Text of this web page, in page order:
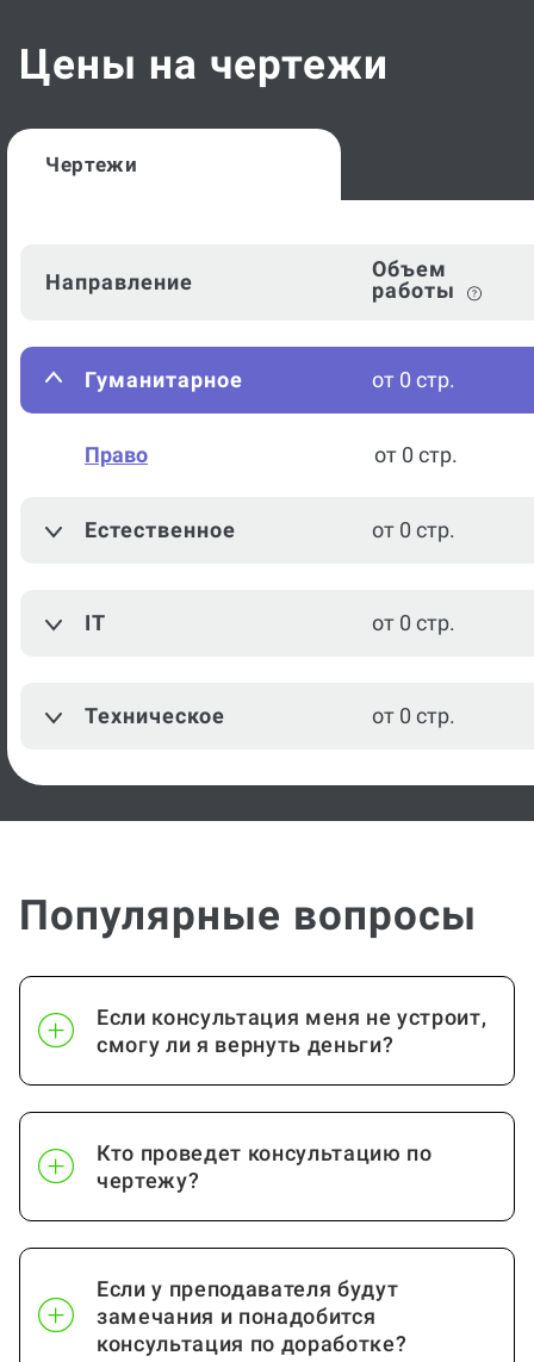
Цены на чертежи
Чертежи
Направление
Объем
работы
Гуманитарное от 0 стр.
Право от 0 стр.
Естественное от 0 стр.
IT от 0 стр.
Техническое от 0 стр.
Популярные вопросы
Если консультация меня не устроит,
смогу ли я вернуть деньги?
Кто проведет консультацию по
чертежу?
Если у преподавателя будут
замечания и понадобится
консультация по доработке?